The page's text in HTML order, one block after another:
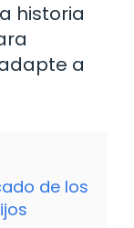
historia
a
de los